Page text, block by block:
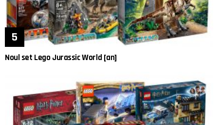
Noul set Lego Jurassic World [an]